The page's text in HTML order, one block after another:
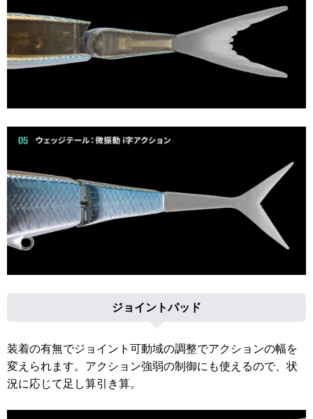
ジョイントパッド
装着の有無でジョイント可動域の調整でアクションの幅を
変えられます。アクション強弱の制御にも使えるので、状
況に応じて足し算引き算。